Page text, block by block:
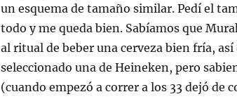
un esquema de tamaño similar. Pedí el
todo y me queda bien. Sabíamos que
al ritual de beber una cerveza bien fría,
seleccionado una de Heineken, pero
(cuando empezó a correr a los 33 dejó de